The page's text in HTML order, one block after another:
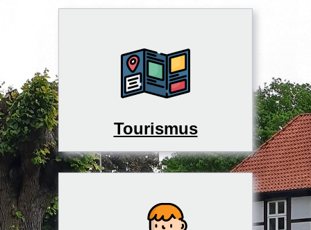
Tourismus